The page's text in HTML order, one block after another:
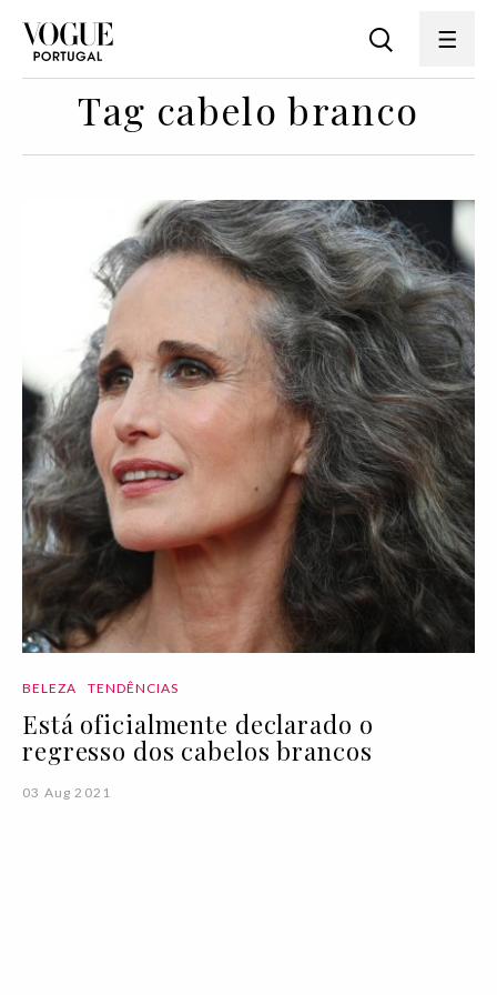
Tag cabelo branco
BELEZA TENDÊNCIAS
Está oficialmente declarado o
regresso dos cabelos brancos
03 Aug 2021